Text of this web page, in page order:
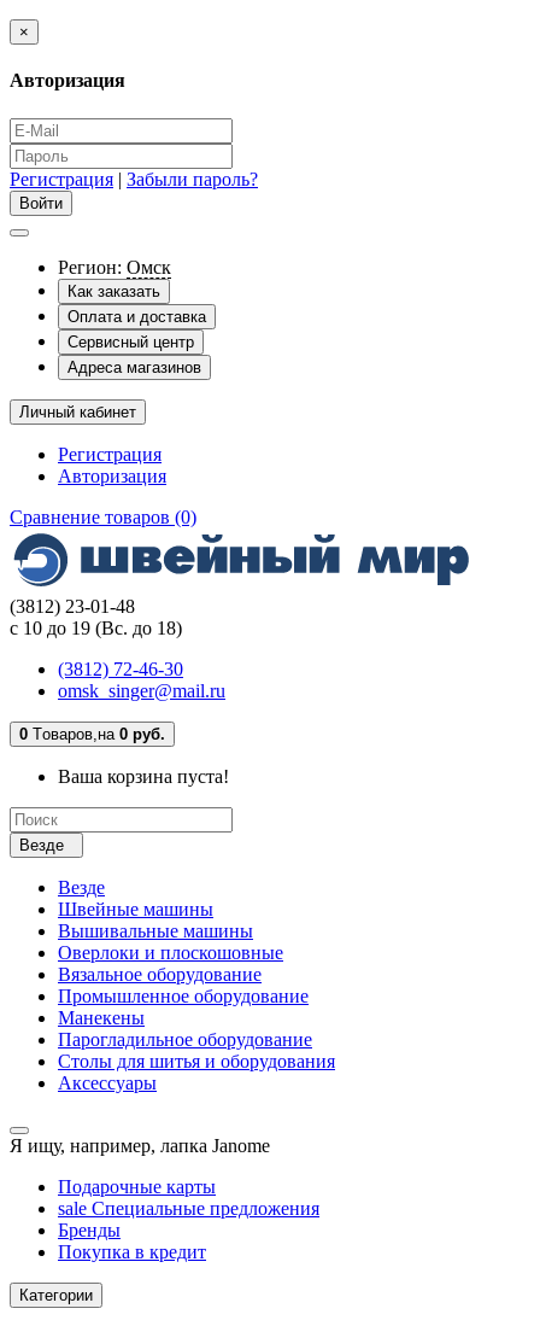
×
Авторизация
Регистрация | Забыли пароль?
Регион: Омск
Как заказать
Оплата и доставка
Сервисный центр
Адреса магазинов
Личный кабинет
Регистрация
Авторизация
Сравнение товаров (0)
(3812) 23-01-48
с 10 до 19 (Вс. до 18)
(3812) 72-46-30
omsk_singer@mail.ru
0 Tоваров,на 0 руб.
Ваша корзина пуста!
Везде
Везде
Швейные машины
Вышивальные машины
Оверлоки и плоскошовные
Вязальное оборудование
Промышленное оборудование
Манекены
Парогладильное оборудование
Столы для шитья и оборудования
Аксессуары
Я ищу, например, лапка Janome
Подарочные карты
sale Специальные предложения
Бренды
Покупка в кредит
Категории